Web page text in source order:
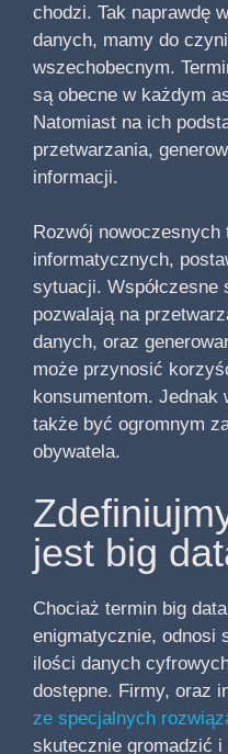
chodzi. Tak naprawdę
danych, mamy do
wszechobecnym.
są obecne w każdym
Natomiast na ich
przetwarzania,
informacji.
Rozwój nowoczesnych
informatycznych,
sytuacji.
pozwalają na
danych, oraz
może przynosić
konsumentom. Jednak
także być ogromnym
obywatela.
jest big
Chociaż termin big
enigmatycznie, odnosi
ilości danych
dostępne. Firmy, oraz
ze specjalnych
skutecznie gromadzić